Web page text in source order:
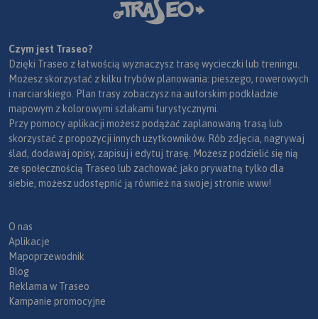
Czym jest Traseo?
Dzięki Traseo z łatwością wyznaczysz trasę wycieczki lub treningu.
Możesz skorzystać z kilku trybów planowania: pieszego, rowerowych
i narciarskiego. Plan trasy zobaczysz na autorskim podkładzie
mapowym z kolorowymi szlakami turystycznymi.
Przy pomocy aplikacji możesz podążać zaplanowaną trasą lub
skorzystać z propozycji innych użytkowników. Rób zdjęcia, nagrywaj
ślad, dodawaj opisy, zapisuj i edytuj trasę. Możesz podzielić się nią
ze społecznością Traseo lub zachować jako prywatną tylko dla
siebie, możesz udostępnić ją również na swojej stronie www!
O nas
Aplikacje
Mapoprzewodnik
Blog
Reklama w Traseo
Kampanie promocyjne